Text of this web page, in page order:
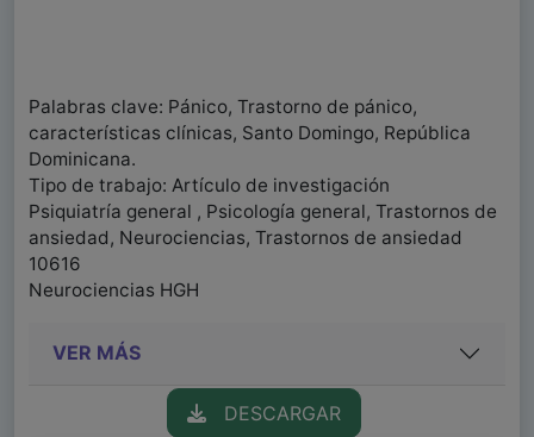
Palabras clave: Pánico, Trastorno de pánico,
características clínicas, Santo Domingo, República
Dominicana.
Tipo de trabajo: Artículo de investigación
Psiquiatría general , Psicología general, Trastornos de
ansiedad, Neurociencias, Trastornos de ansiedad
10616
Neurociencias HGH
VER MÁS
DESCARGAR